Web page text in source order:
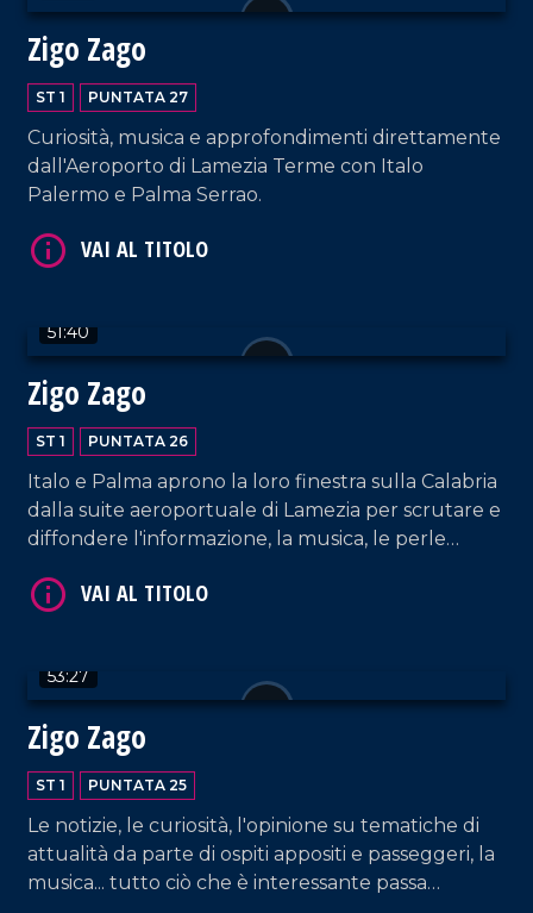
Zigo Zago
ST 1 PUNTATA 27
Curiosità, musica e approfondimenti direttamente
dall'Aeroporto di Lamezia Terme con Italo
Palermo e Palma Serrao.
51:40
Zigo Zago
ST 1 PUNTATA 26
Italo e Palma aprono la loro finestra sulla Calabria
dalla suite aeroportuale di Lamezia per scrutare e
diffondere l'informazione, la musica, le perle
53:27
Zigo Zago
ST 1 PUNTATA 25
Le notizie, le curiosità, l'opinione su tematiche di
attualità da parte di ospiti appositi e passeggeri, la
musica... tutto ciò che è interessante passa
VAI AL TITOLO
VAI AL TITOLO